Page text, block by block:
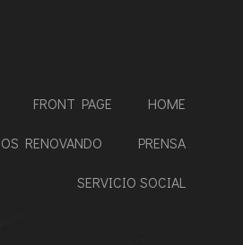
FRONT PAGE HOME
RENOVANDO PRENSA
SERVICIO SOCIAL